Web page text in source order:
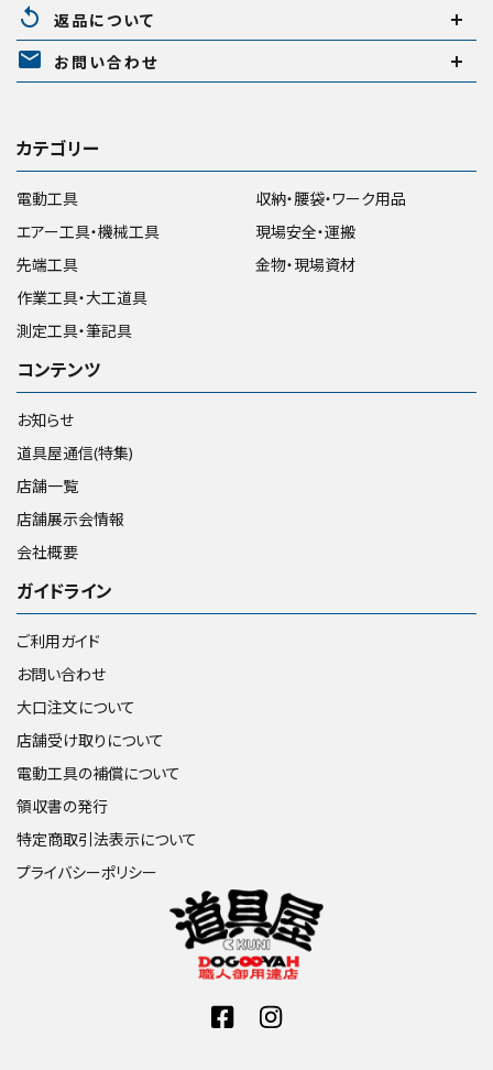
replay 返品について
mail お問い合わせ
カテゴリー
電動工具
エアー工具・機械工具
先端工具
作業工具・大工道具
測定工具・筆記具
収納・腰袋・ワーク用品
現場安全・運搬
金物・現場資材
コンテンツ
お知らせ
道具屋通信(特集)
店舗一覧
店舗展示会情報
会社概要
ガイドライン
ご利用ガイド
お問い合わせ
大口注文について
店舗受け取りについて
電動工具の補償について
領収書の発行
特定商取引法表示について
プライバシーポリシー